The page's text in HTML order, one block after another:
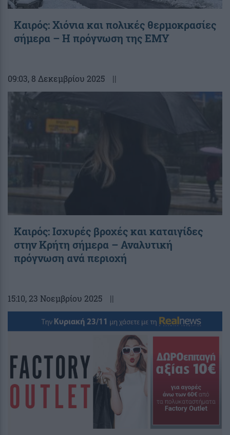
Καιρός: Χιόνια και πολικές θερμοκρασίες
σήμερα – Η πρόγνωση της ΕΜΥ
09:03, 8 Δεκεμβρίου 2025 ||
Καιρός: Ισχυρές βροχές και καταιγίδες
στην Κρήτη σήμερα – Αναλυτική
πρόγνωση ανά περιοχή
15:10, 23 Νοεμβρίου 2025 ||